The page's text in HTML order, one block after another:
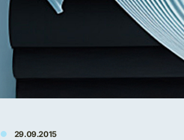
29.09.2015